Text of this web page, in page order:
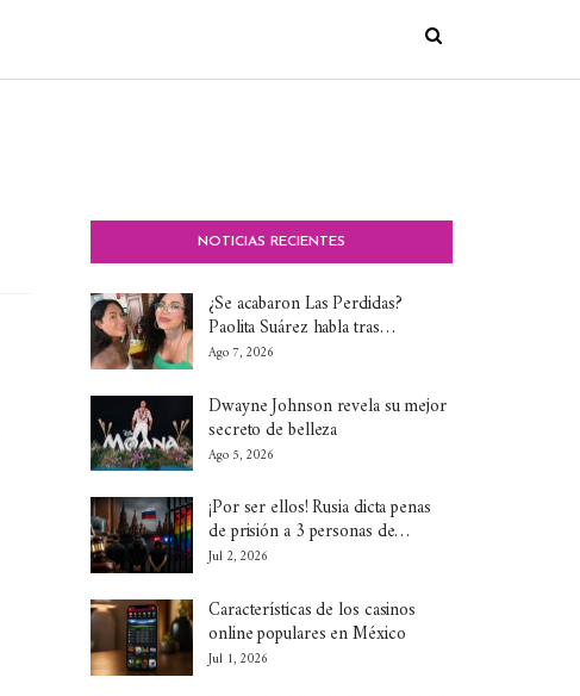
NOTICIAS RECIENTES
¿Se acabaron Las Perdidas?
Paolita Suárez habla tras…
Ago 7, 2026
Dwayne Johnson revela su mejor
secreto de belleza
Ago 5, 2026
¡Por ser ellos! Rusia dicta penas
de prisión a 3 personas de…
Jul 2, 2026
Características de los casinos
online populares en México
Jul 1, 2026